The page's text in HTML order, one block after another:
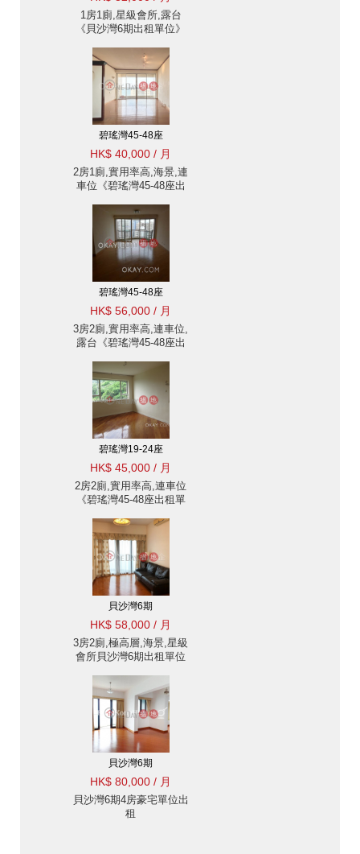
1房1廁,星級會所,露台
《貝沙灣6期出租單位》
碧瑤灣45-48座
HK$ 40,000 / 月
2房1廁,實用率高,海景,連
車位《碧瑤灣45-48座出
碧瑤灣45-48座
HK$ 56,000 / 月
3房2廁,實用率高,連車位,
露台《碧瑤灣45-48座出
碧瑤灣19-24座
HK$ 45,000 / 月
2房2廁,實用率高,連車位
《碧瑤灣45-48座出租單
貝沙灣6期
HK$ 58,000 / 月
3房2廁,極高層,海景,星級
會所貝沙灣6期出租單位
貝沙灣6期
HK$ 80,000 / 月
貝沙灣6期4房豪宅單位出
租